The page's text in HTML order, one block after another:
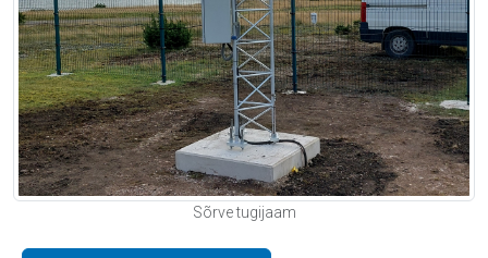
Sõrve tugijaam